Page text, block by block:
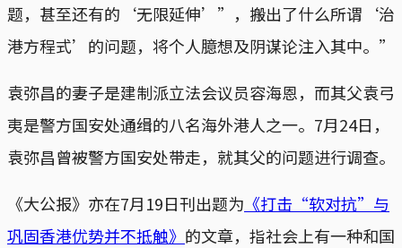
题，甚至还有的‘无限延伸’”，搬出了什么所谓‘治
港方程式’的问题，将个人臆想及阴谋论注入其中。”
袁弥昌的妻子是建制派立法会议员容海恩，而其父袁弓
夷是警方国安处通缉的八名海外港人之一。7月24日，
袁弥昌曾被警方国安处带走，就其父的问题进行调查。
《大公报》亦在7月19日刊出题为 《打击“软对抗”与
巩固香港优势并不抵触》 的文章，指社会上有一种和国